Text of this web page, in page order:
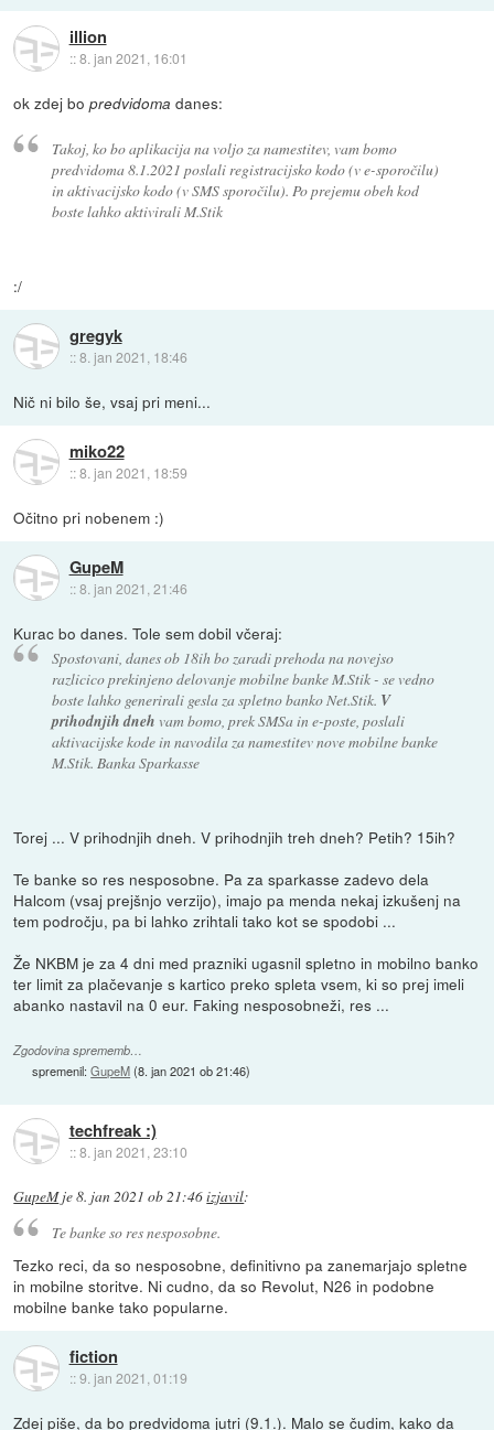
illion
::8. jan 2021, 16:01
ok zdej bopredvidoma danes:
Takoj, ko bo aplikacija na voljo za namestitev, vam bomo
predvidoma 8.1.2021 poslali registracijsko kodo (v e-sporočilu)
in aktivacijsko kodo (v SMS sporočilu). Po prejemu obeh kod
boste lahko aktivirali M.Stik
:/
gregyk
::8. jan 2021, 18:46
Nič ni bilo še, vsaj pri meni...
miko22
::8. jan 2021, 18:59
Očitno pri nobenem :)
GupeM
::8. jan 2021, 21:46
Kurac bo danes. Tole sem dobil včeraj:
Spostovani, danes ob 18ih bo zaradi prehoda na novejso
razlicico prekinjeno delovanje mobilne banke M.Stik - se vedno
boste lahko generirali gesla za spletno banko Net.Stik. V
prihodnjih dneh vam bomo, prek SMSa in e-poste, poslali
aktivacijske kode in navodila za namestitev nove mobilne banke
M.Stik. Banka Sparkasse
Torej ... V prihodnjih dneh. V prihodnjih treh dneh? Petih? 15ih?
Te banke so res nesposobne. Pa za sparkasse zadevo dela
Halcom (vsaj prejšnjo verzijo), imajo pa menda nekaj izkušenj na
tem področju, pa bi lahko zrihtali tako kot se spodobi ...
Že NKBM je za 4 dni med prazniki ugasnil spletno in mobilno banko
ter limit za plačevanje s kartico preko spleta vsem, ki so prej imeli
abanko nastavil na 0 eur. Faking nesposobneži, res ...
Zgodovina sprememb…
spremenil:GupeM(8. jan 2021 ob 21:46)
techfreak :)
::8. jan 2021, 23:10
GupeMje8. jan 2021 ob 21:46izjavil:
Te banke so res nesposobne.
Tezko reci, da so nesposobne, definitivno pa zanemarjajo spletne
in mobilne storitve. Ni cudno, da so Revolut, N26 in podobne
mobilne banke tako popularne.
fiction
::9. jan 2021, 01:19
Zdejpiše, da bo predvidoma jutri (9.1.). Malo se čudim, kako da